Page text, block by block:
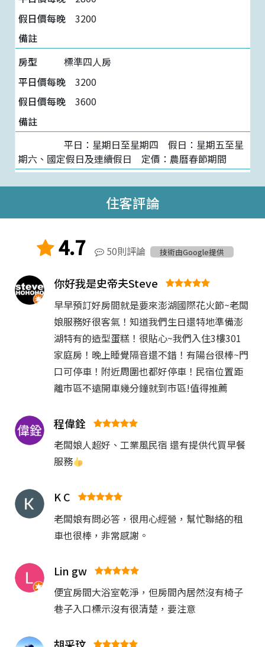
標準四人房
4 人入住
$ 3,200 起
3200
標準四人房
3200
3600
平日：星期日至星期四    假日：星期五至星
期六、國定假日及連續假日    定價：農曆春節期間
住客評論
4.7 50則評論 技術由Google提供
你好我是史帝夫Steve
早早預訂好房間就是要來澎湖國際花火節~老闆
娘服務好很客氣！知道我們生日還特地準備澎
湖特有的造型蛋糕！很貼心~我們入住3樓301
家庭房！晚上睡覺隔音還不錯！有陽台很棒~門
口可停車！附近周圍也都好停車！民宿位置距
離市區不遠開車幾分鐘就到市區!值得推薦
程偉銓
老闆娘人超好、工業風民宿 還有提供代買早餐
服務
K C
老闆娘有問必答，很用心經營，幫忙聯絡的租
車也很棒，非常感謝。
Lin gw
便宜房間大浴室乾淨，但房間內居然沒有椅子
巷子入口標示沒有很清楚，要注意